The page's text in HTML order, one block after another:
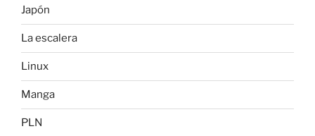
Japón
La escalera
Linux
Manga
PLN